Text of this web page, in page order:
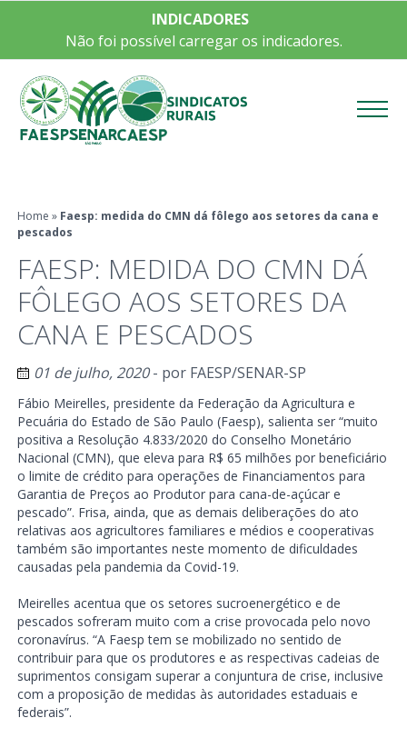
INDICADORES
Não foi possível carregar os indicadores.
Home » Faesp: medida do CMN dá fôlego aos setores da cana e
pescados
FAESP: MEDIDA DO CMN DÁ
FÔLEGO AOS SETORES DA
CANA E PESCADOS
01 de julho, 2020- por FAESP/SENAR-SP
Fábio Meirelles, presidente da Federação da Agricultura e
Pecuária do Estado de São Paulo (Faesp), salienta ser “muito
positiva a Resolução 4.833/2020 do Conselho Monetário
Nacional (CMN), que eleva para R$ 65 milhões por beneficiário
o limite de crédito para operações de Financiamentos para
Garantia de Preços ao Produtor para cana-de-açúcar e
pescado”. Frisa, ainda, que as demais deliberações do ato
relativas aos agricultores familiares e médios e cooperativas
também são importantes neste momento de dificuldades
causadas pela pandemia da Covid-19.
Meirelles acentua que os setores sucroenergético e de
pescados sofreram muito com a crise provocada pelo novo
coronavírus. “A Faesp tem se mobilizado no sentido de
contribuir para que os produtores e as respectivas cadeias de
suprimentos consigam superar a conjuntura de crise, inclusive
com a proposição de medidas às autoridades estaduais e
federais”.